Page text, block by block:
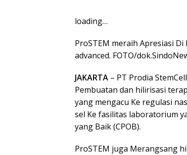
loading…
ProSTEM meraih Apresiasi
advanced. FOTO/
JAKARTA – PT Prodia
Pembuatan dan hilirisasi
yang mengacu Ke regulasi
sel Ke fasilitas laboratorium
yang Baik (CPOB).
ProSTEM juga Merangsang